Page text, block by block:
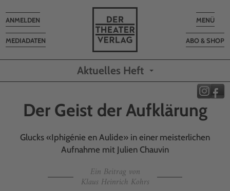
Toggle
MENÜ
ABO & SHOP
MEDIADATEN
Toggle
navigation
ANMELDEN
Aktuelles Heft
Der Geist der Aufklärung
Glucks «Iphigénie en Aulide» in einer meisterlichen
Aufnahme mit Julien Chauvin
Ein Beitrag von
Klaus Heinrich Kohrs